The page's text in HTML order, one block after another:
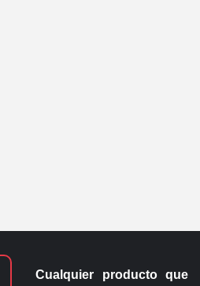
Cualquier producto que